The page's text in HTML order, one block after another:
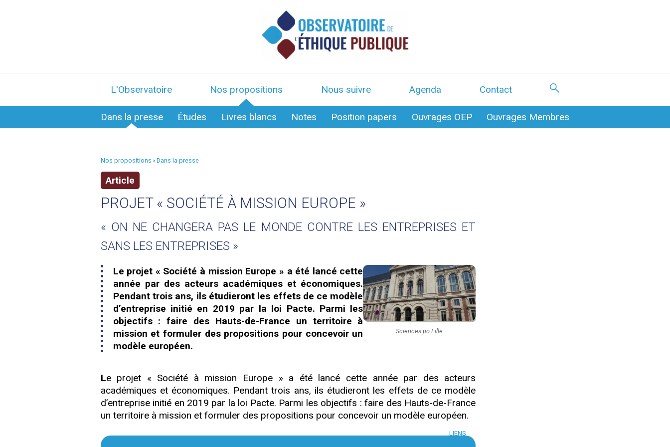
L'Observatoire Nos propositions Nous suivre Agenda Contact
Dans la presse Études Livres blancs Notes Position papers Ouvrages OEP Ouvrages Membres
Nos propositions › Dans la presse
Article
PROJET « SOCIÉTÉ À MISSION EUROPE »
« ON NE CHANGERA PAS LE MONDE CONTRE LES ENTREPRISES ET
SANS LES ENTREPRISES »
Le projet « Société à mission Europe » a été lancé cette
année par des acteurs académiques et économiques.
Pendant trois ans, ils étudieront les effets de ce modèle
d’entreprise initié en 2019 par la loi Pacte. Parmi les
objectifs : faire des Hauts-de-France un territoire à
mission et formuler des propositions pour concevoir un
modèle européen.
Sciences po Lille
Le projet « Société à mission Europe » a été lancé cette année par des acteurs
académiques et économiques. Pendant trois ans, ils étudieront les effets de ce modèle
d’entreprise initié en 2019 par la loi Pacte. Parmi les objectifs : faire des Hauts-de-France
un territoire à mission et formuler des propositions pour concevoir un modèle européen.
LIENS